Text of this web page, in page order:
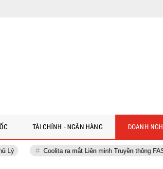
Coolita ra mắt Liên minh Truyền thông FAST đầu tiên
TÀI CHÍNH - NGÂN HÀNG DOANH